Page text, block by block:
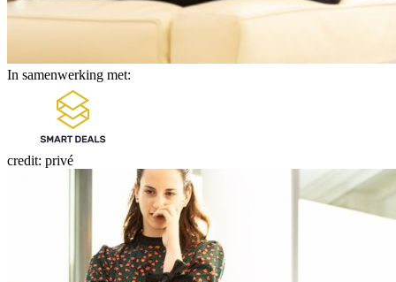
In samenwerking met:
credit: privé